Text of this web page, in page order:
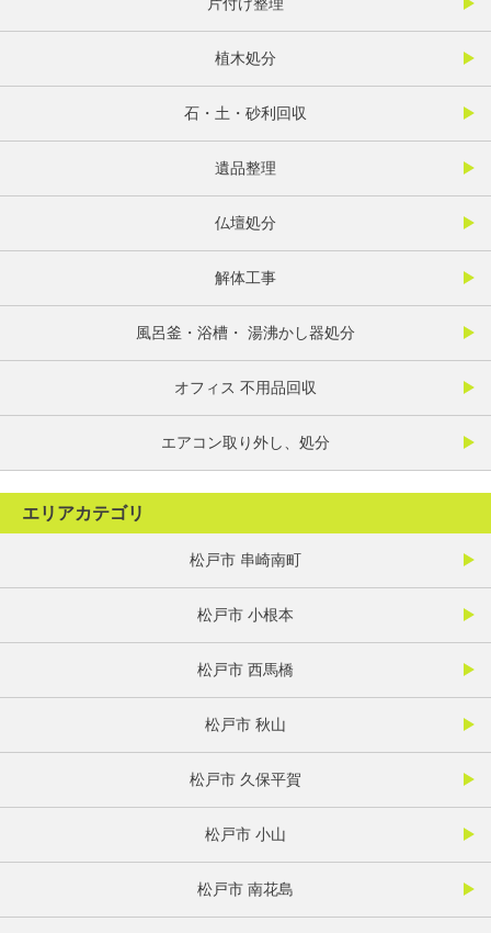
植木処分
石・土・砂利回収
遺品整理
仏壇処分
解体工事
風呂釜・浴槽・ 湯沸かし器処分
オフィス 不用品回収
エアコン取り外し、処分
エリアカテゴリ
松戸市 串崎南町
松戸市 小根本
松戸市 西馬橋
松戸市 秋山
松戸市 久保平賀
松戸市 小山
松戸市 南花島